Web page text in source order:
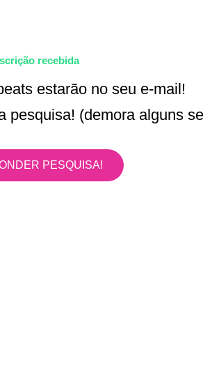
recebida
estarão no seu e-mail!
pesquisa! (demora alguns
PESQUISA!